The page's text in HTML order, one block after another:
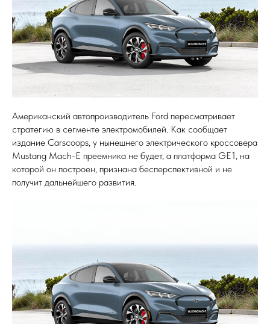
Американский автопроизводитель Ford пересматривает
стратегию в сегменте электромобилей. Как сообщает
издание Carscoops, у нынешнего электрического кроссовера
Mustang Mach-E преемника не будет, а платформа GE1, на
которой он построен, признана бесперспективной и не
получит дальнейшего развития.